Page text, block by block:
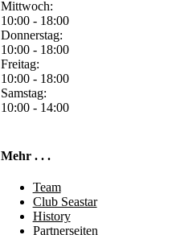
Mittwoch:
10:00 - 18:00
Donnerstag:
10:00 - 18:00
Freitag:
10:00 - 18:00
Samstag:
10:00 - 14:00
Mehr . . .
Team
Club Seastar
History
Partnerseiten